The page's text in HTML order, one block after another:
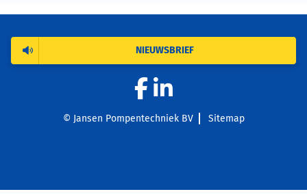
© Jansen Pompentechniek BV Sitemap
NIEUWSBRIEF